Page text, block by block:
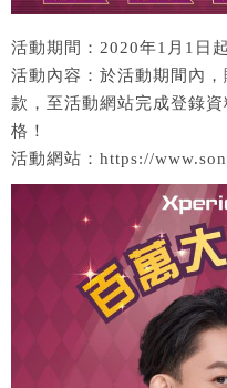
活動期間：2020年1月1日
活動內容：於活動期間內
款，至活動網站完成登錄
格！
活動網站：https://